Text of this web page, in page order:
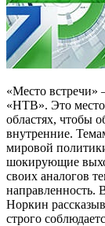
«Место встречи»
«НТВ». Это
областях, чтобы
внутренние.
мировой
шокирующие
своих аналогов
направленность.
Норкин
строго